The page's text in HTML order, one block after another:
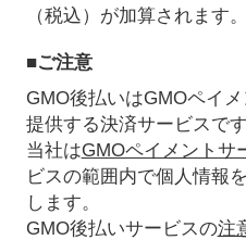
（税込）が加算されます
■ご注意
GMO後払いはGMOペイ
提供する決済サービスです
当社はGMOペイメントサ
ビスの範囲内で個人情報
します。
GMO後払いサービスの注